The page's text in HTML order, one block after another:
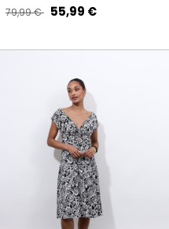
79,99 € 55,99 €